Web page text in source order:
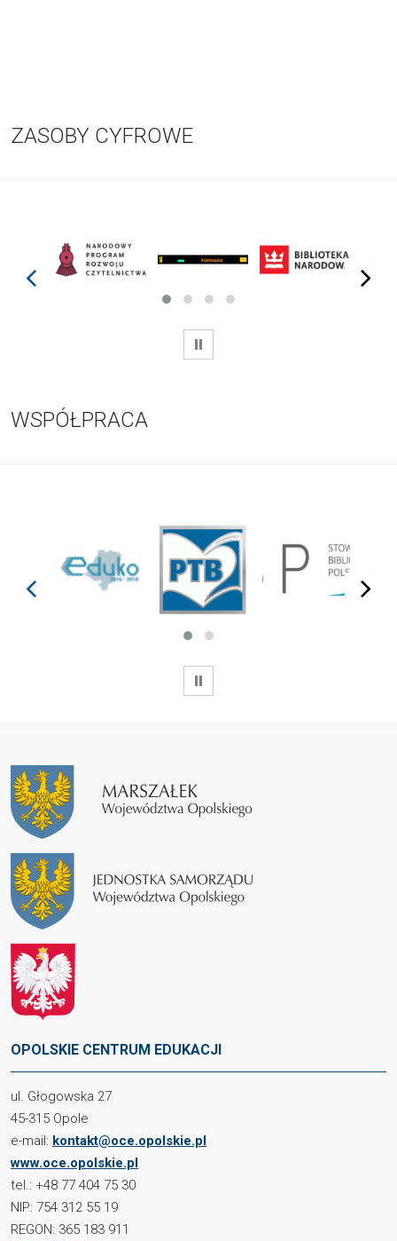
ZASOBY CYFROWE
prev next
WSTRZYMAJ
WSPÓŁPRACA
next
WSTRZYMAJ
OPOLSKIE CENTRUM EDUKACJI
ul. Głogowska 27
45-315 Opole
e-mail: kontakt@oce.opolskie.pl
www.oce.opolskie.pl
tel.: +48 77 404 75 30
NIP: 754 312 55 19
REGON: 365 183 911